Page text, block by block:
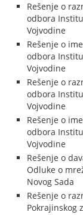
Rešenje o
odbora
Vojvodine
Rešenje o
odbora
Vojvodine
Rešenje o
odbora
Vojvodine
Rešenje o
odbora
Vojvodine
Rešenje o
Odluke o
Novog Sada
Rešenje o
Pokrajinskog